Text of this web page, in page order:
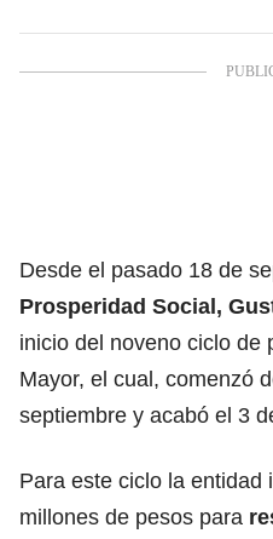
Desde el pasado 18 de
Prosperidad Social,
inicio del noveno ciclo de
Mayor, el cual, comenzó
septiembre y acabó el 3
Para este ciclo la entidad
millones de pesos para